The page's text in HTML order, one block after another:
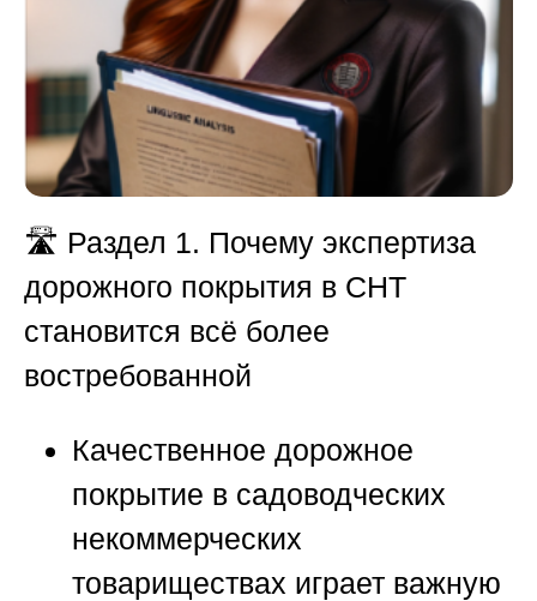
🛣️ Раздел 1. Почему экспертиза
дорожного покрытия в СНТ
становится всё более
востребованной
Качественное дорожное
покрытие в садоводческих
некоммерческих
товариществах играет важную